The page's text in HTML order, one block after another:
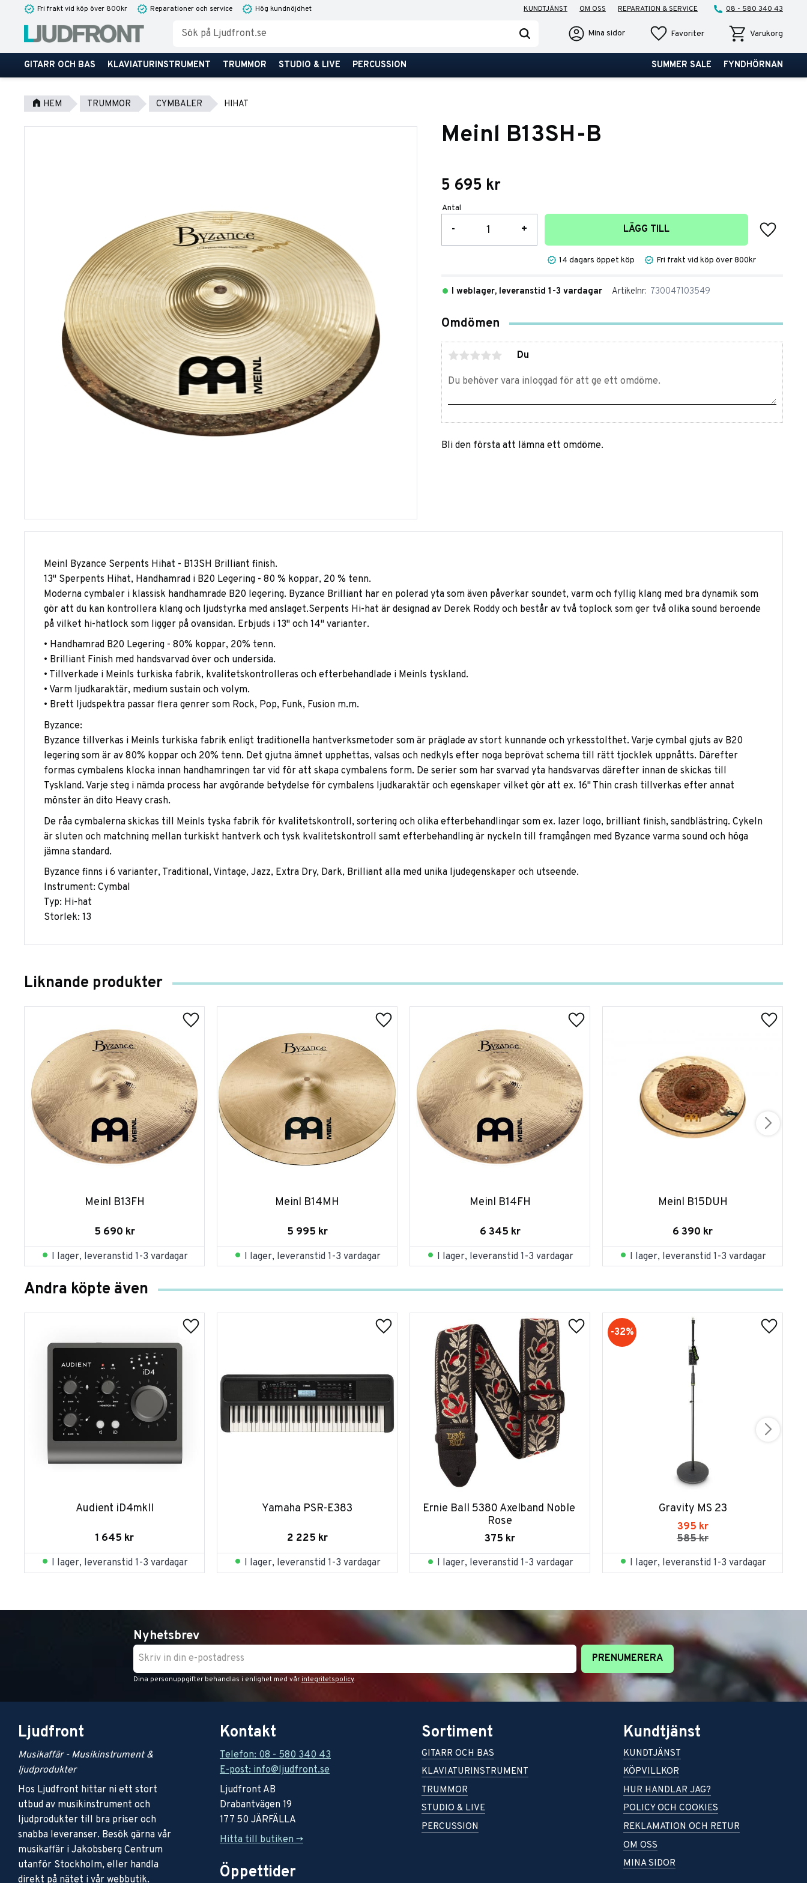
Fri frakt vid köp över 800kr Reparationer och service Hög kundnöjdhet KUNDTJÄNST OM OSS REPARATION & SERVICE 08 - 580 340 43
Mina sidor FavoriterFavoriter KundvagnVarukorg
GITARR OCH BAS KLAVIATURINSTRUMENT TRUMMOR STUDIO & LIVE PERCUSSION SUMMER SALE FYNDHÖRNAN
HEM TRUMMOR CYMBALER HIHAT
Meinl B13SH-B
5 695 kr
Antal
+
- LÄGG TILL
Lägg till
14 dagars öppet köp Fri frakt vid köp över 800kr
I weblager, leveranstid 1-3 vardagar Artikelnr 730047103549
Omdömen
Du
Bli den första att lämna ett omdöme.
Meinl Byzance Serpents Hihat - B13SH Brilliant finish.
13" Sperpents Hihat, Handhamrad i B20 Legering - 80 % koppar, 20 % tenn.
Moderna cymbaler i klassisk handhamrade B20 legering. Byzance Brilliant har en polerad yta som även påverkar soundet, varm och fyllig klang med bra dynamik som
gör att du kan kontrollera klang och ljudstyrka med anslaget.Serpents Hi-hat är designad av Derek Roddy och består av två toplock som ger två olika sound beroende
på vilket hi-hatlock som ligger på ovansidan. Erbjuds i 13" och 14" varianter.
• Handhamrad B20 Legering - 80% koppar, 20% tenn.
• Brilliant Finish med handsvarvad över och undersida.
• Tillverkade i Meinls turkiska fabrik, kvalitetskontrolleras och efterbehandlade i Meinls tyskland.
• Varm ljudkaraktär, medium sustain och volym.
• Brett ljudspektra passar flera genrer som Rock, Pop, Funk, Fusion m.m.
Byzance:
Byzance tillverkas i Meinls turkiska fabrik enligt traditionella hantverksmetoder som är präglade av stort kunnande och yrkesstolthet. Varje cymbal gjuts av B20
legering som är av 80% koppar och 20% tenn. Det gjutna ämnet upphettas, valsas och nedkyls efter noga beprövat schema till rätt tjocklek uppnåtts. Därefter
formas cymbalens klocka innan handhamringen tar vid för att skapa cymbalens form. De serier som har svarvad yta handsvarvas därefter innan de skickas till
Tyskland. Varje steg i nämda process har avgörande betydelse för cymbalens ljudkaraktär och egenskaper vilket gör att ex. 16" Thin crash tillverkas efter annat
mönster än dito Heavy crash.
De råa cymbalerna skickas till Meinls tyska fabrik för kvalitetskontroll, sortering och olika efterbehandlingar som ex. lazer logo, brilliant finish, sandblästring. Cykeln
är sluten och matchning mellan turkiskt hantverk och tysk kvalitetskontroll samt efterbehandling är nyckeln till framgången med Byzance varma sound och höga
jämna standard.
Byzance finns i 6 varianter, Traditional, Vintage, Jazz, Extra Dry, Dark, Brilliant alla med unika ljudegenskaper och utseende.
Instrument: Cymbal
Typ: Hi-hat
Storlek: 13
Liknande produkter
Meinl B13FH
5 690 kr
I lager, leveranstid 1-3 vardagar
Meinl B14MH
5 995 kr
I lager, leveranstid 1-3 vardagar
Meinl B14FH
6 345 kr
I lager, leveranstid 1-3 vardagar
Meinl B15DUH
6 390 kr
I lager, leveranstid 1-3 vardagar
Andra köpte även
Audient iD4mkII
1 645 kr
I lager, leveranstid 1-3 vardagar
Yamaha PSR-E383
2 225 kr
I lager, leveranstid 1-3 vardagar
Ernie Ball 5380 Axelband Noble
Rose
375 kr
I lager, leveranstid 1-3 vardagar
Gravity MS 23
395 kr
585kr
32%
I lager, leveranstid 1-3 vardagar
Nyhetsbrev
PRENUMERERA
Dina personuppgifter behandlas i enlighet med vår integritetspolicy.
Ljudfront
Musikaffär - Musikinstrument &
ljudprodukter
Hos Ljudfront hittar ni ett stort
utbud av musikinstrument och
ljudprodukter till bra priser och
snabba leveranser. Besök gärna vår
musikaffär i Jakobsberg Centrum
utanför Stockholm, eller handla
direkt på nätet i vår webbutik.
Kontakt
Telefon: 08 - 580 340 43
E-post: info@ljudfront.se
Ljudfront AB
Drabantvägen 19
177 50 JÄRFÄLLA
Hitta till butiken ->
Öppettider
Sortiment
GITARR OCH BAS
KLAVIATURINSTRUMENT
TRUMMOR
STUDIO & LIVE
PERCUSSION
Kundtjänst
KUNDTJÄNST
KÖPVILLKOR
HUR HANDLAR JAG?
POLICY OCH COOKIES
REKLAMATION OCH RETUR
OM OSS
MINA SIDOR